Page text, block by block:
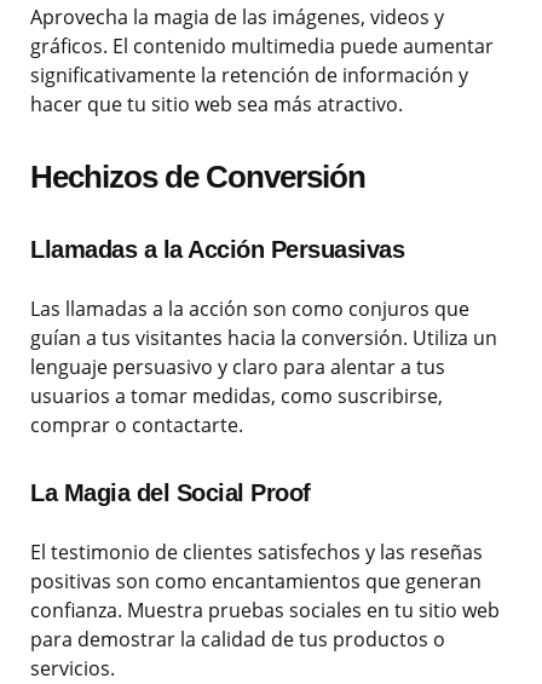
Aprovecha la magia de las imágenes, videos y
gráficos. El contenido multimedia puede aumentar
significativamente la retención de información y
hacer que tu sitio web sea más atractivo.
Hechizos de Conversión
Llamadas a la Acción Persuasivas
Las llamadas a la acción son como conjuros que
guían a tus visitantes hacia la conversión. Utiliza un
lenguaje persuasivo y claro para alentar a tus
usuarios a tomar medidas, como suscribirse,
comprar o contactarte.
La Magia del Social Proof
El testimonio de clientes satisfechos y las reseñas
positivas son como encantamientos que generan
confianza. Muestra pruebas sociales en tu sitio web
para demostrar la calidad de tus productos o
servicios.